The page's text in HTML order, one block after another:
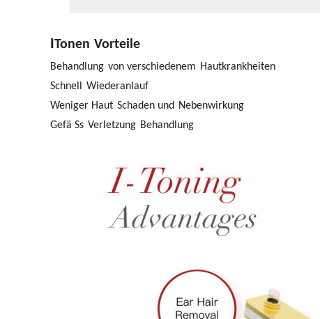
ITonen Vorteile
Behandlung von verschiedenem Hautkrankheiten
Schnell
Wiederanlauf
Weniger Haut Schaden und
Nebenwirkung
Gefä Ss Verletzung Behandlung